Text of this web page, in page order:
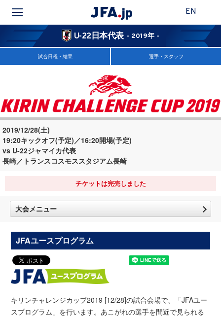
EN
U-22日本代表 - 2019年 -
試合日程・結果 選手・スタッフ
2019/12/28(土)
19:20キックオフ(予定)／16:20開場(予定)
vs U-22ジャマイカ代表
長崎／トランスコスモススタジアム長崎
チケットは完売しました
大会メニュー
JFAユースプログラム
キリンチャレンジカップ2019 [12/28]の試合会場で、「JFAユー
スプログラム」を行います。あこがれの選手を間近で見られる